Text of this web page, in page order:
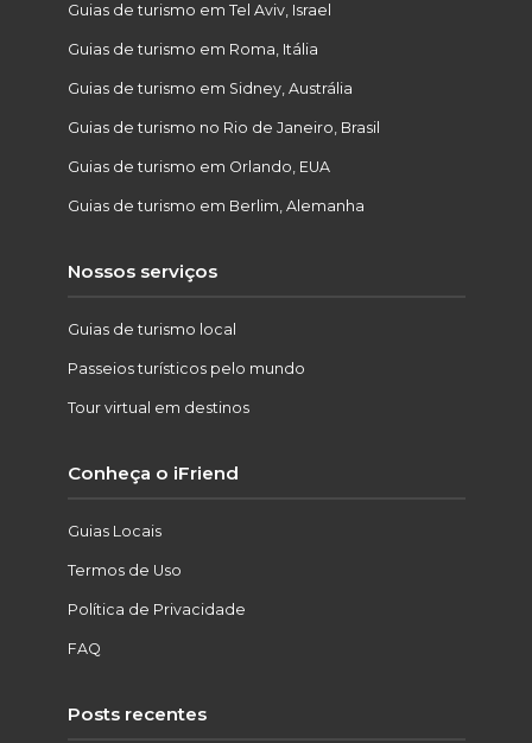
Guias de turismo em Tel Aviv, Israel
Guias de turismo em Roma, Itália
Guias de turismo em Sidney, Austrália
Guias de turismo no Rio de Janeiro, Brasil
Guias de turismo em Orlando, EUA
Guias de turismo em Berlim, Alemanha
Nossos serviços
Guias de turismo local
Passeios turísticos pelo mundo
Tour virtual em destinos
Conheça o iFriend
Guias Locais
Termos de Uso
Política de Privacidade
FAQ
Posts recentes